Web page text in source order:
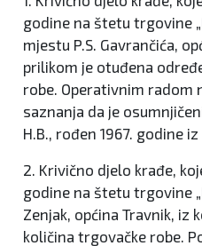
godine na štetu trgovine
mjestu P.S. Gavrančića,
prilikom je otuđena
robe. Operativnim radom
saznanja da je
H.B., rođen 1967. godine
2. Krivično djelo krađe,
godine na štetu trgovine
Zenjak, općina Travnik, iz
količina trgovačke robe.